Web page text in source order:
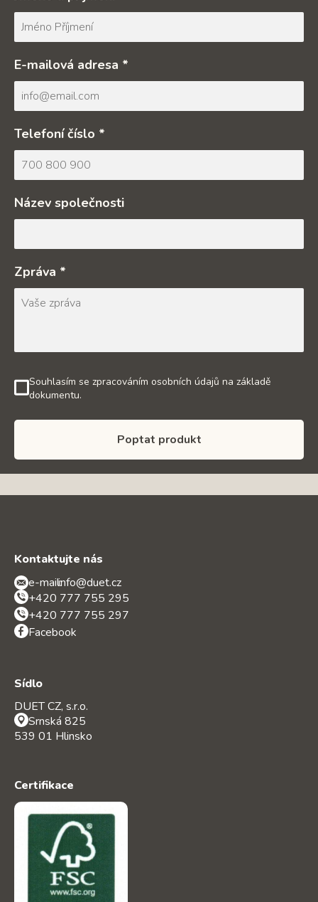
E-mailová adresa *
Telefoní číslo *
Název společnosti
Zpráva *
Souhlasím se zpracováním osobních údajů na základě
dokumentu.
Poptat produkt
Kontaktujte nás
e-mail:info@duet.cz
+420 777 755 295
+420 777 755 297
Facebook
Sídlo
DUET CZ, s.r.o.
Srnská 825
539 01 Hlinsko
Certifikace